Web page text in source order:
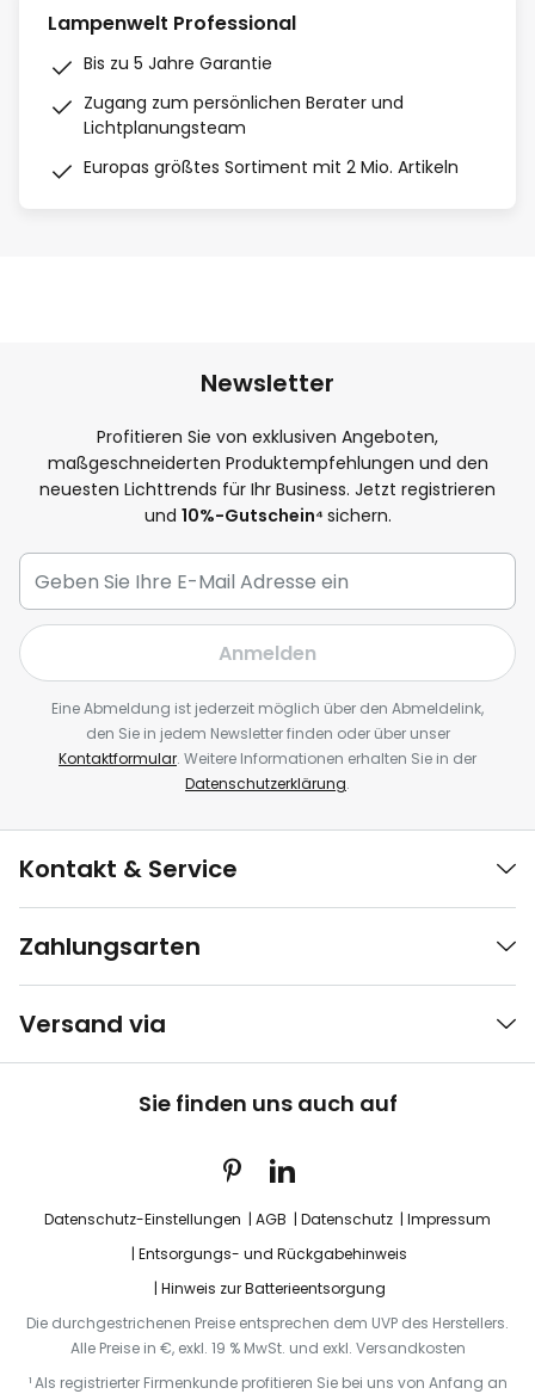
Lampenwelt Professional
Bis zu 5 Jahre Garantie
Zugang zum persönlichen Berater und
Lichtplanungsteam
Europas größtes Sortiment mit 2 Mio. Artikeln
Newsletter
Profitieren Sie von exklusiven Angeboten,
maßgeschneiderten Produktempfehlungen und den
neuesten Lichttrends für Ihr Business. Jetzt registrieren
und 10%-Gutschein⁴ sichern.
Anmelden
Eine Abmeldung ist jederzeit möglich über den Abmeldelink,
den Sie in jedem Newsletter finden oder über unser
Kontaktformular. Weitere Informationen erhalten Sie in der
Datenschutzerklärung.
Kontakt & Service
Zahlungsarten
Versand via
Sie finden uns auch auf
Datenschutz-Einstellungen AGB Datenschutz
Impressum
Entsorgungs- und Rückgabehinweis
Hinweis zur Batterieentsorgung
Die durchgestrichenen Preise entsprechen dem UVP des Herstellers.
Alle Preise in €, exkl. 19 % MwSt. und exkl. Versandkosten
¹ Als registrierter Firmenkunde profitieren Sie bei uns von Anfang an